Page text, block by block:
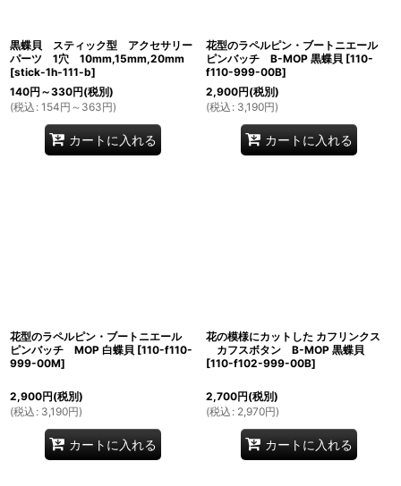
黒蝶貝 スティック型 アクセサリー
パーツ 1穴 10mm,15mm,20mm
[stick-1h-111-b]
140円 ～330円(税別)
(税込 : 154円 ～363円)
カートに入れる
花型のラペルピン・ブートニエール
ピンバッチ B-MOP 黒蝶貝 [110-
f110-999-00B]
2,900円(税別)
(税込 : 3,190円)
カートに入れる
花型のラペルピン・ブートニエール
ピンバッチ MOP 白蝶貝 [110-f110-
999-00M]
2,900円(税別)
(税込 : 3,190円)
カートに入れる
花の模様にカットした カフリンクス
カフスボタン B-MOP 黒蝶貝
[110-f102-999-00B]
2,700円(税別)
(税込 : 2,970円)
カートに入れる